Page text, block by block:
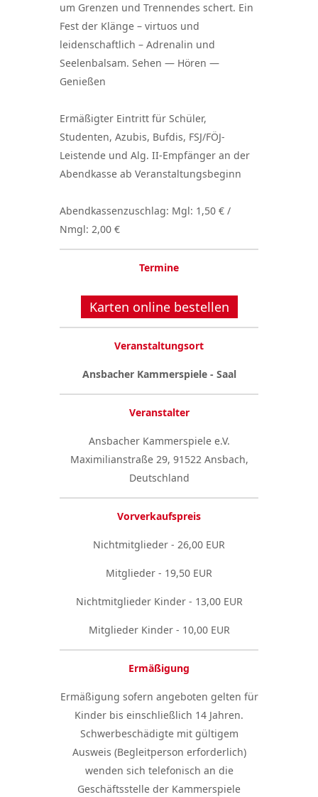
um Grenzen und Trennendes schert. Ein
Fest der Klänge – virtuos und
leidenschaftlich – Adrenalin und
Seelenbalsam. Sehen — Hören —
Genießen
Ermäßigter Eintritt für Schüler,
Studenten, Azubis, Bufdis, FSJ/FÖJ-
Leistende und Alg. II-Empfänger an der
Abendkasse ab Veranstaltungsbeginn
Abendkassenzuschlag: Mgl: 1,50 € /
Nmgl: 2,00 €
Termine
Karten online bestellen
Veranstaltungsort
Ansbacher Kammerspiele - Saal
Veranstalter
Ansbacher Kammerspiele e.V.
Maximilianstraße 29, 91522 Ansbach,
Deutschland
Vorverkaufspreis
Nichtmitglieder - 26,00 EUR
Mitglieder - 19,50 EUR
Nichtmitglieder Kinder - 13,00 EUR
Mitglieder Kinder - 10,00 EUR
Ermäßigung
Ermäßigung sofern angeboten gelten für
Kinder bis einschließlich 14 Jahren.
Schwerbeschädigte mit gültigem
Ausweis (Begleitperson erforderlich)
wenden sich telefonisch an die
Geschäftsstelle der Kammerspiele